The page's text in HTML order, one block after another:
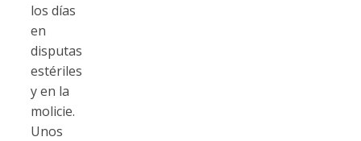
los días
en
disputas
estériles
y en la
molicie.
Unos